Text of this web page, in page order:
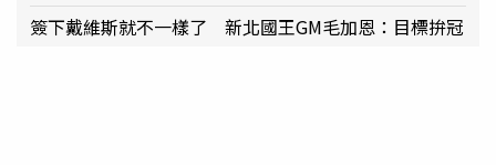
簽下戴維斯就不一樣了 新北國王GM毛加恩：目標拚冠